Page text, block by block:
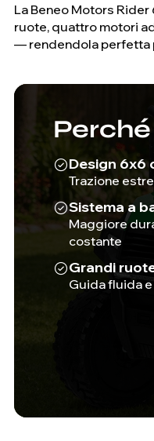
La Beneo Motors
ruote, quattro motori
— rendendola perfetta
Design 6x6
Trazione
Sistema a
Maggiore
costante
Grandi
Guida fluida